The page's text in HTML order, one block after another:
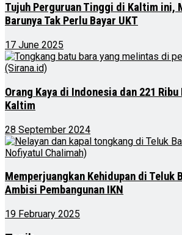
Tujuh Perguruan Tinggi di Kaltim ini,
Barunya Tak Perlu Bayar UKT
17 June 2025
Orang Kaya di Indonesia dan 221
Kaltim
28 September 2024
Memperjuangkan Kehidupan di Teluk
Ambisi Pembangunan IKN
19 February 2025